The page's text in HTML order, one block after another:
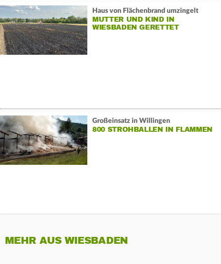
Haus von Flächenbrand umzingelt
MUTTER UND KIND IN
WIESBADEN GERETTET
Großeinsatz in Willingen
800 STROHBALLEN IN FLAMMEN
MEHR AUS WIESBADEN